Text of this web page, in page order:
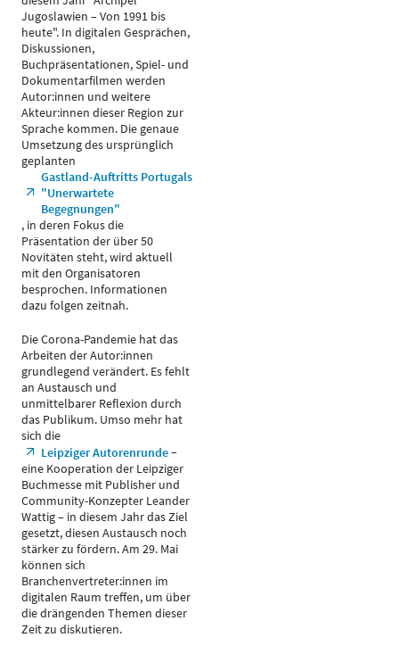
Jugoslawien – Von 1991 bis
heute". In digitalen Gesprächen,
Diskussionen,
Buchpräsentationen, Spiel- und
Dokumentarfilmen werden
Autor:innen und weitere
Akteur:innen dieser Region zur
Sprache kommen. Die genaue
Umsetzung des ursprünglich
geplanten
Gastland-Auftritts Portugals
"Unerwartete
Begegnungen"
, in deren Fokus die
Präsentation der über 50
Novitäten steht, wird aktuell
mit den Organisatoren
besprochen. Informationen
dazu folgen zeitnah.
Die Corona-Pandemie hat das
Arbeiten der Autor:innen
grundlegend verändert. Es fehlt
an Austausch und
unmittelbarer Reflexion durch
das Publikum. Umso mehr hat
sich die
Leipziger Autorenrunde–
eine Kooperation der Leipziger
Buchmesse mit Publisher und
Community-Konzepter Leander
Wattig – in diesem Jahr das Ziel
gesetzt, diesen Austausch noch
stärker zu fördern. Am 29. Mai
können sich
Branchenvertreter:innen im
digitalen Raum treffen, um über
die drängenden Themen dieser
Zeit zu diskutieren.